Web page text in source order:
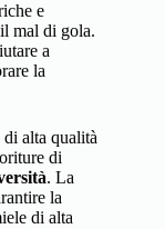
e
mal di gola.
a
la
alta qualità
di
. La
la
di alta